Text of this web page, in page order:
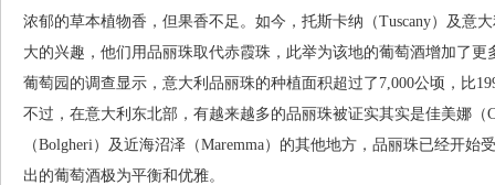
浓郁的草本植物香，但果香不足。如今，托斯卡纳（Tuscany）及意
大的兴趣，他们用品丽珠取代赤霞珠，此举为该地的葡萄酒增加了
葡萄园的调查显示，意大利品丽珠的种植面积超过了7,000公顷，比
不过，在意大利东北部，有越来越多的品丽珠被证实其实是佳美娜（
（Bolgheri）及近海沼泽（Maremma）的其他地方，品丽珠已经开
出的葡萄酒极为平衡和优雅。